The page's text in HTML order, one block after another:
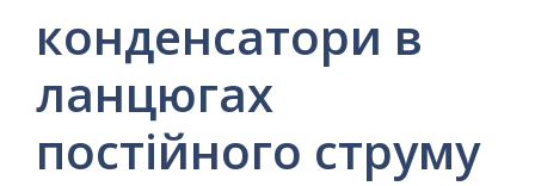
конденсатори в
ланцюгах
постійного струму